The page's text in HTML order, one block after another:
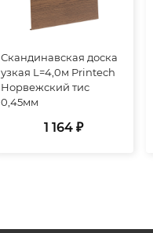
Скандинавская доска
узкая L=4,0м Printech
Норвежский тис
0,45мм
1 164 ₽